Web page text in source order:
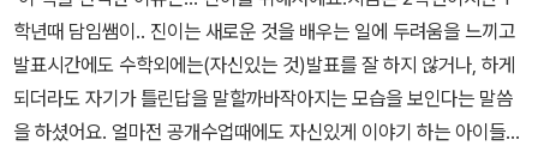
될수 있을거야~ 라는 희망적인 메세지를 주는것같아아이들이 나혼
자만 이런게 아니야~ 하고 자신감을 가질수 있을것 같아요.아이들눈
으로 본 무섭고 불안한 마음들을 강렬한 색과 그림으로 표현해놔서
그림을 보는 재미도 있는것 같아 전 발표가 두려운 초등저학년 아이
라요. 나가면서 책상에 부딪히고, 샤프를 떨어뜨리고, 들어오면서 또
부딪히고, 발표는 어떻게 했는지 모르겠고.. 친구들은 웃지요.. 그리고
30년 후 링링은 또 상을 받게 되고 앞으로 나가게 된답니다.무슨 상
이고 링링은 어떻게 변했을까요? 생각의 전환 생각의 차이겠지만, 어
린 아이들이게는 그런 생각의 전환이 쉽지가 않잖아요긍정적인.. 조
학년때 담임쌤이.. 진이는 새로운 것을 배우는 일에 두려움을 느끼고
발표시간에도 수학외에는(자신있는 것)발표를 잘 하지 않거나, 하게
되더라도 자기가 틀린답을 말할까바작아지는 모습을 보인다는 말씀
을 하셨어요. 얼마전 공개수업때에도 자신있게 이야기 하는 아이들도